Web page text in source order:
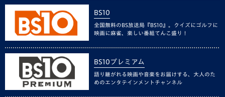
BS10
全国無料のBS放送局『BS10』。クイズにゴルフに
映画に麻雀、楽しい番組てんこ盛り！
BS10プレミアム
語り継がれる映画や音楽をお届けする、大人のた
めのエンタテインメントチャンネル